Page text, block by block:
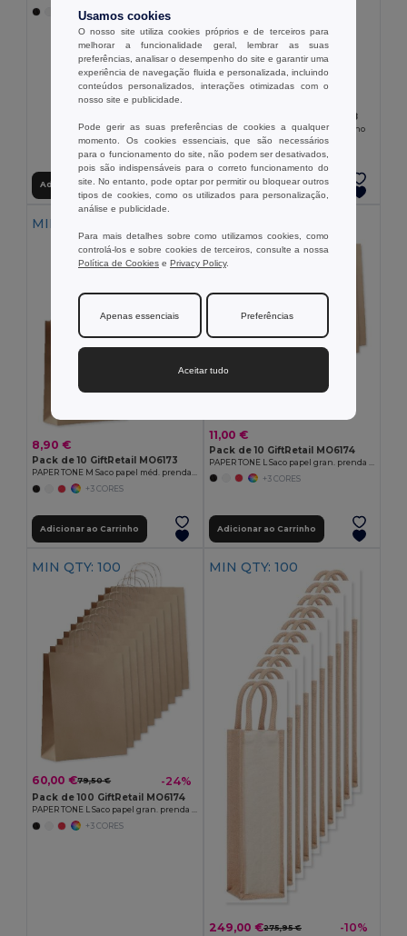
+3 CORES
Adicionar ao Carrinho
Pack de 10 GiftRetail MO6258
CAMPO DI VINO Saco oferta para vinho
Adicionar ao Carrinho
MIN QTY: 10
8,90 €
Pack de 10 GiftRetail MO6173
PAPER TONE M Saco papel méd. prenda 90g/m²
+3 CORES
Adicionar ao Carrinho
11,00 €
Pack de 10 GiftRetail MO6174
+3 CORES
Adicionar ao Carrinho
MIN QTY: 100
60,00 €79,50 € -24%
Pack de 100 GiftRetail MO6174
PAPER TONE L Saco papel gran. prenda 90g/m²
+3 CORES
MIN QTY: 100
249,00 €275,95 € -10%
Usamos cookies
O nosso site utiliza cookies próprios e de terceiros para
melhorar a funcionalidade geral, lembrar as suas
preferências, analisar o desempenho do site e garantir uma
experiência de navegação fluida e personalizada, incluindo
conteúdos personalizados, interações otimizadas com o
nosso site e publicidade.
Pode gerir as suas preferências de cookies a qualquer
momento. Os cookies essenciais, que são necessários
para o funcionamento do site, não podem ser desativados,
pois são indispensáveis para o correto funcionamento do
site. No entanto, pode optar por permitir ou bloquear outros
tipos de cookies, como os utilizados para personalização,
análise e publicidade.
Para mais detalhes sobre como utilizamos cookies, como
controlá-los e sobre cookies de terceiros, consulte a nossa
Política de Cookies e Privacy Policy.
Apenas essenciais Preferências
Aceitar tudo